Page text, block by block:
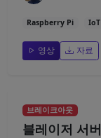
Raspberry Pi IoT
영상 자료
브레이크아웃
블레이저 서